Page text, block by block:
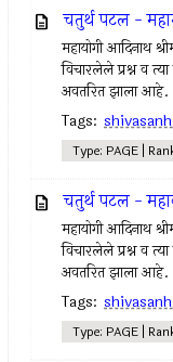
चतुर्थ पटल -
महायोगी आदिनाथ
विचारलेले प्रश्न व त्या
अवतरित झाला आहे.
Tags:
Type: PAGE |
चतुर्थ पटल -
महायोगी आदिनाथ
विचारलेले प्रश्न व त्या
अवतरित झाला आहे.
Tags:
Type: PAGE |